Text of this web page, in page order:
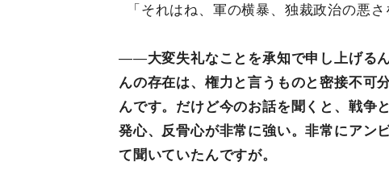
「それはね、軍の横暴、独裁政治の悪
――大変失礼なことを承知で申し上げる
んの存在は、権力と言うものと密接不可
んです。だけど今のお話を聞くと、戦争
発心、反骨心が非常に強い。非常にアン
て聞いていたんですが。